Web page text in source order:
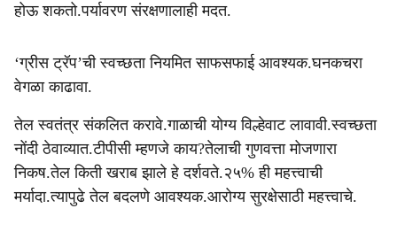
होऊ शकतो.पर्यावरण संरक्षणालाही मदत.
‘ग्रीस ट्रॅप’ची स्वच्छता नियमित साफसफाई आवश्यक.घनकचरा
वेगळा काढावा.
तेल स्वतंत्र संकलित करावे.गाळाची योग्य विल्हेवाट लावावी.स्वच्छता
नोंदी ठेवाव्यात.टीपीसी म्हणजे काय?तेलाची गुणवत्ता मोजणारा
निकष.तेल किती खराब झाले हे दर्शवते.२५% ही महत्त्वाची
मर्यादा.त्यापुढे तेल बदलणे आवश्यक.आरोग्य सुरक्षेसाठी महत्त्वाचे.